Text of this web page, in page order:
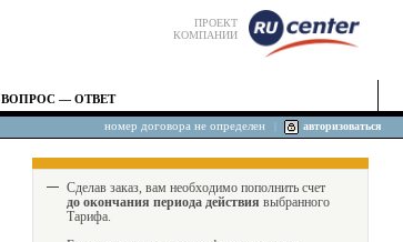
ПРОЕКТ
КОМПАНИИ
ВОПРОС — ОТВЕТ
номер договора не определен авторизоваться
Сделав заказ, вам необходимо пополнить счет
до окончания периода действия выбранного
Тарифа.